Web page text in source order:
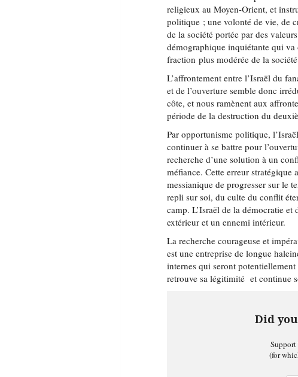
religieux au Moyen-Orient, et
politique ; une volonté de vie, de
de la société portée par des
démographique inquiétante qui
fraction plus modérée de la
L’affrontement entre l’Israël du
et de l’ouverture semble donc
côte, et nous ramènent aux
période de la destruction du
Par opportunisme politique,
continuer à se battre pour
recherche d’une solution à un
méfiance. Cette erreur stratégique
messianique de progresser sur le
repli sur soi, du culte du conflit
camp. L’Israël de la démocratie
extérieur et un ennemi intérieur.
La recherche courageuse et
est une entreprise de longue
internes qui seront
retrouve sa légitimité et continue
Did
(for